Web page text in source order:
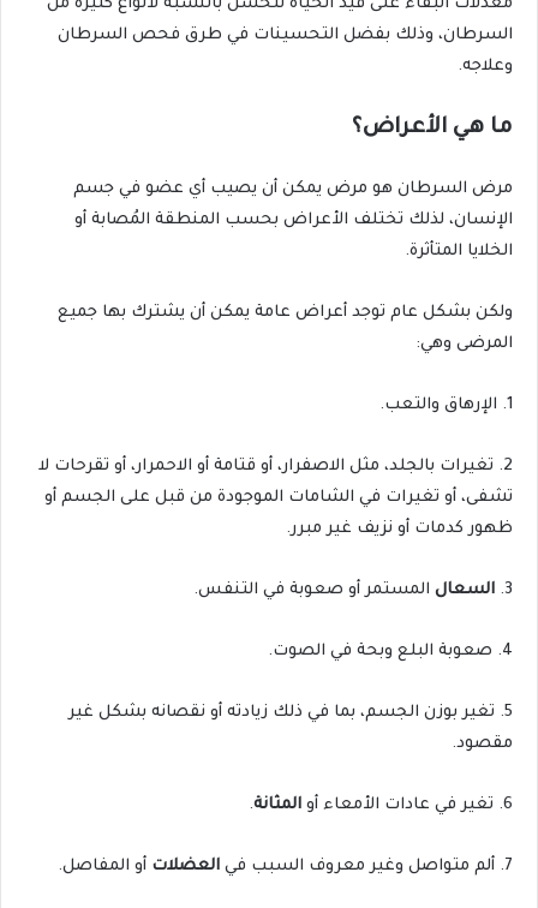
معدلات البقاء على قيد الحياة تتحسن بالنسبة لأنواع كثيرة من
السرطان، وذلك بفضل التحسينات في طرق فحص السرطان
وعلاجه.
ما هي الأعراض؟
مرض السرطان هو مرض يمكن أن يصيب أي عضو في جسم
الإنسان، لذلك تختلف الأعراض بحسب المنطقة المُصابة أو
الخلايا المتأثرة.
ولكن بشكل عام توجد أعراض عامة يمكن أن يشترك بها جميع
المرضى وهي:
1. الإرهاق والتعب.
2. تغيرات بالجلد، مثل الاصفرار، أو قتامة أو الاحمرار، أو تقرحات لا
تشفى، أو تغيرات في الشامات الموجودة من قبل على الجسم أو
ظهور كدمات أو نزيف غير مبرر.
3. السعال المستمر أو صعوبة في التنفس.
4. صعوبة البلع وبحة في الصوت.
5. تغير بوزن الجسم، بما في ذلك زيادته أو نقصانه بشكل غير
مقصود.
6. تغير في عادات الأمعاء أو المثانة.
7. ألم متواصل وغير معروف السبب في العضلات أو المفاصل.